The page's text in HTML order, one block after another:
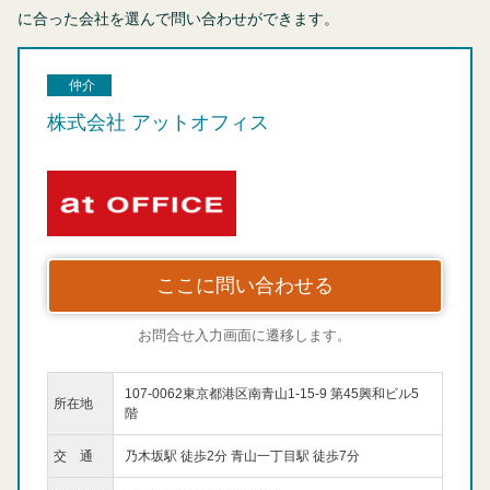
に合った会社を選んで問い合わせができます。
仲介
株式会社 アットオフィス
ここに問い合わせる
お問合せ入力画面に遷移します。
所在地
107-0062東京都港区南青山1-15-9 第45興和ビル5
階
交 通 乃木坂駅 徒歩2分 青山一丁目駅 徒歩7分